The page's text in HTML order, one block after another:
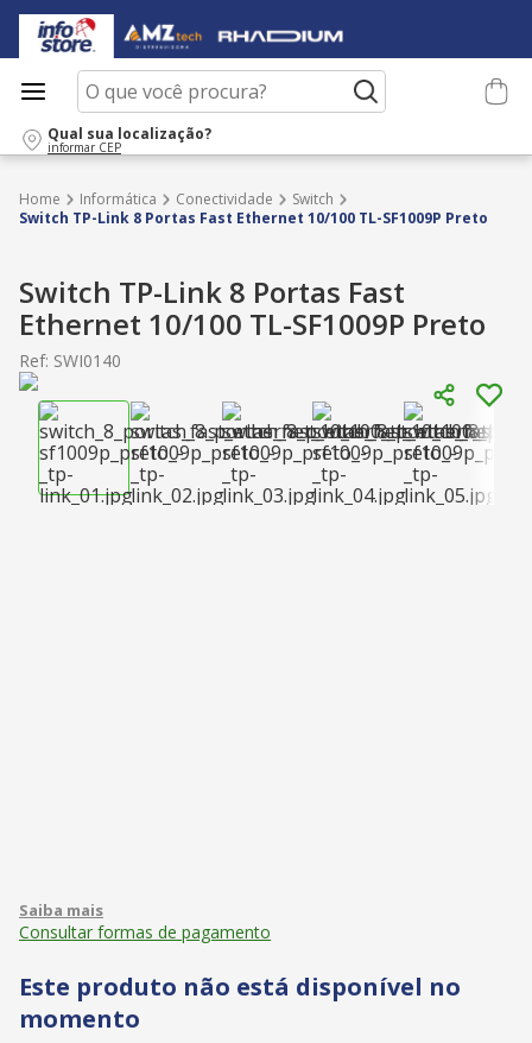
O que você procura?
Qual sua localização?
informar CEP
Informática Conectividade
Switch
Switch TP-Link 8 Portas Fast Ethernet 10/100 TL-SF1009P Preto
Switch TP-Link 8 Portas Fast
Ethernet 10/100 TL-SF1009P Preto
Ref: SWI0140
Consultar formas de pagamento
Este produto não está disponível no
momento